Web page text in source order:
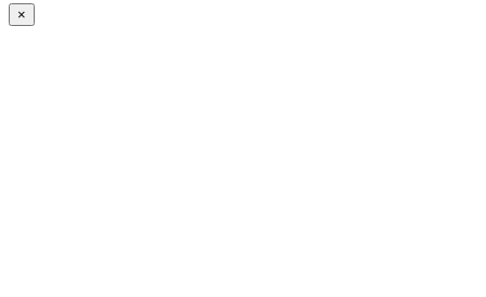
iFrame Title
×